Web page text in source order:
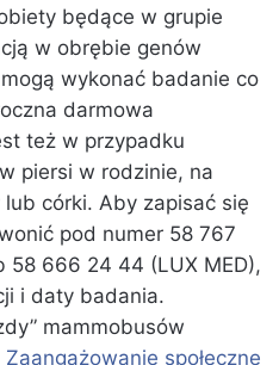
będące w grupie
w obrębie genów
wykonać badanie co
darmowa
też w przypadku
piersi w rodzinie, na
lub córki. Aby zapisać się
pod numer 58 767
58 666 24 44 (LUX MED),
i daty badania.
mammobusów
Zaangażowanie społeczne